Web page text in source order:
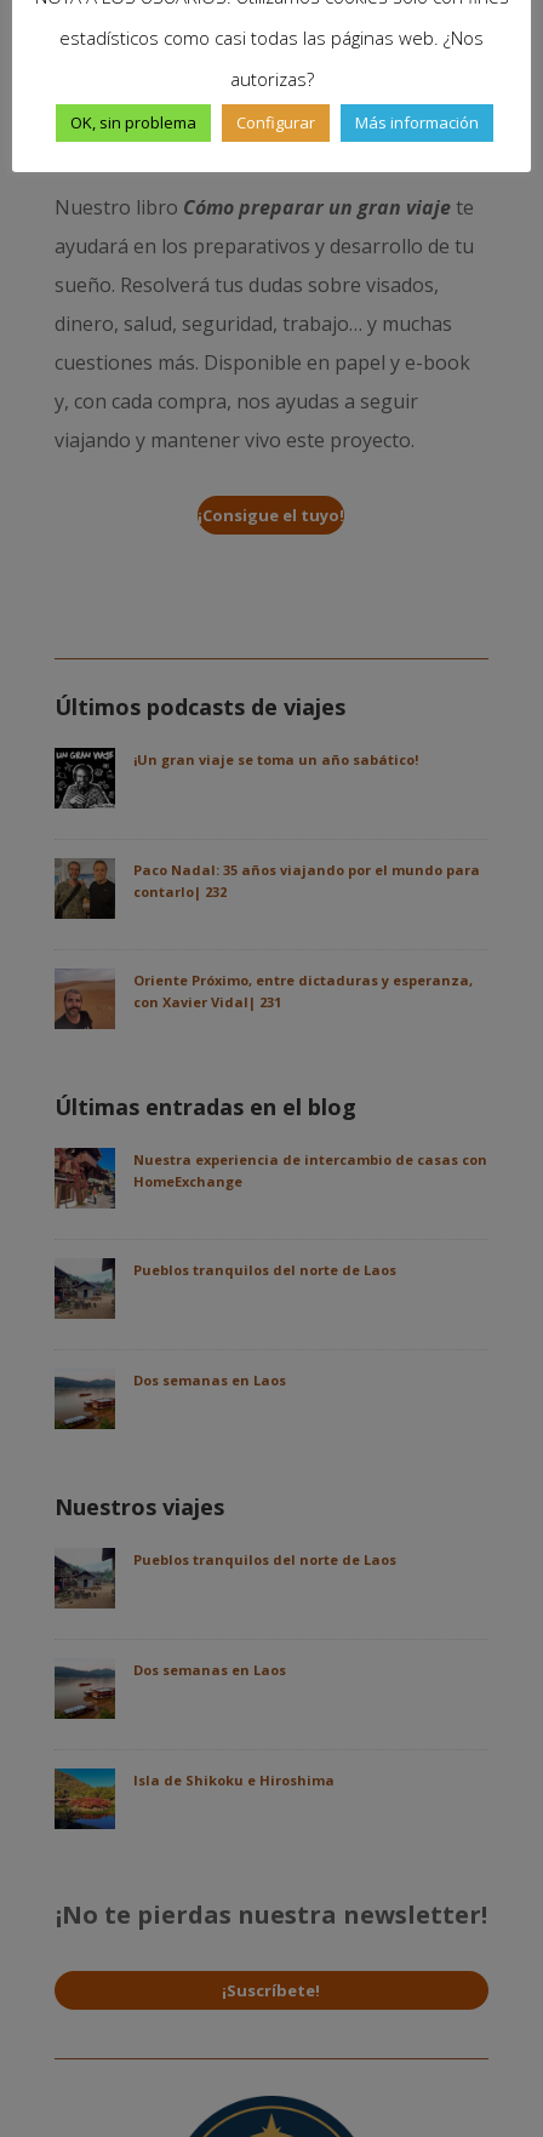
Nuestro libro Cómo preparar un gran viajete
ayudará en los preparativos y desarrollo de tu
sueño. Resolverá tus dudas sobre visados,
dinero, salud, seguridad, trabajo… y muchas
cuestiones más. Disponible en papel y e-book
y, con cada compra, nos ayudas a seguir
viajando y mantener vivo este proyecto.
¡Consigue el tuyo!
Últimos podcasts de viajes
¡Un gran viaje se toma un año sabático!
Paco Nadal: 35 años viajando por el mundo para
contarlo| 232
Oriente Próximo, entre dictaduras y esperanza,
con Xavier Vidal| 231
Últimas entradas en el blog
Nuestra experiencia de intercambio de casas con
HomeExchange
Pueblos tranquilos del norte de Laos
Dos semanas en Laos
Nuestros viajes
Pueblos tranquilos del norte de Laos
Dos semanas en Laos
Isla de Shikoku e Hiroshima
¡No te pierdas nuestra newsletter!
¡Suscríbete!
estadísticos como casi todas las páginas web. ¿Nos
autorizas?
OK, sin problema Configurar Más información